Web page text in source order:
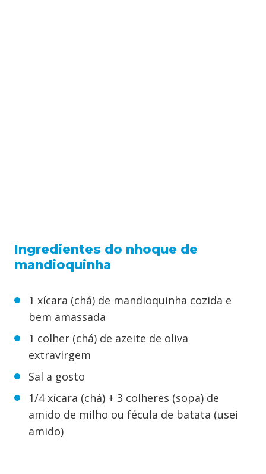
Ingredientes do nhoque de
mandioquinha
1 xícara (chá) de mandioquinha cozida e
bem amassada
1 colher (chá) de azeite de oliva
extravirgem
Sal a gosto
1/4 xícara (chá) + 3 colheres (sopa) de
amido de milho ou fécula de batata (usei
amido)